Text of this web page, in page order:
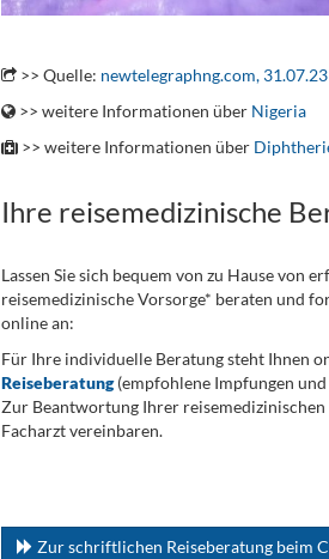
>> Quelle: newtelegraphng.com, 31.07.23
>> weitere Informationen über Nigeria
>> weitere Informationen über
Ihre reisemedizinische
Lassen Sie sich bequem von zu Hause von
reisemedizinische Vorsorge* beraten und
online an:
Für Ihre individuelle Beratung steht Ihnen
Reiseberatung(empfohlene Impfungen
Zur Beantwortung Ihrer reisemedizinischen
Facharzt vereinbaren.
Zur schriftlichen Reiseberatung beim